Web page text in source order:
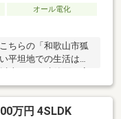
オール電化
ちらの「和歌山市狐
平坦地での生活はい
万円 4SLDK